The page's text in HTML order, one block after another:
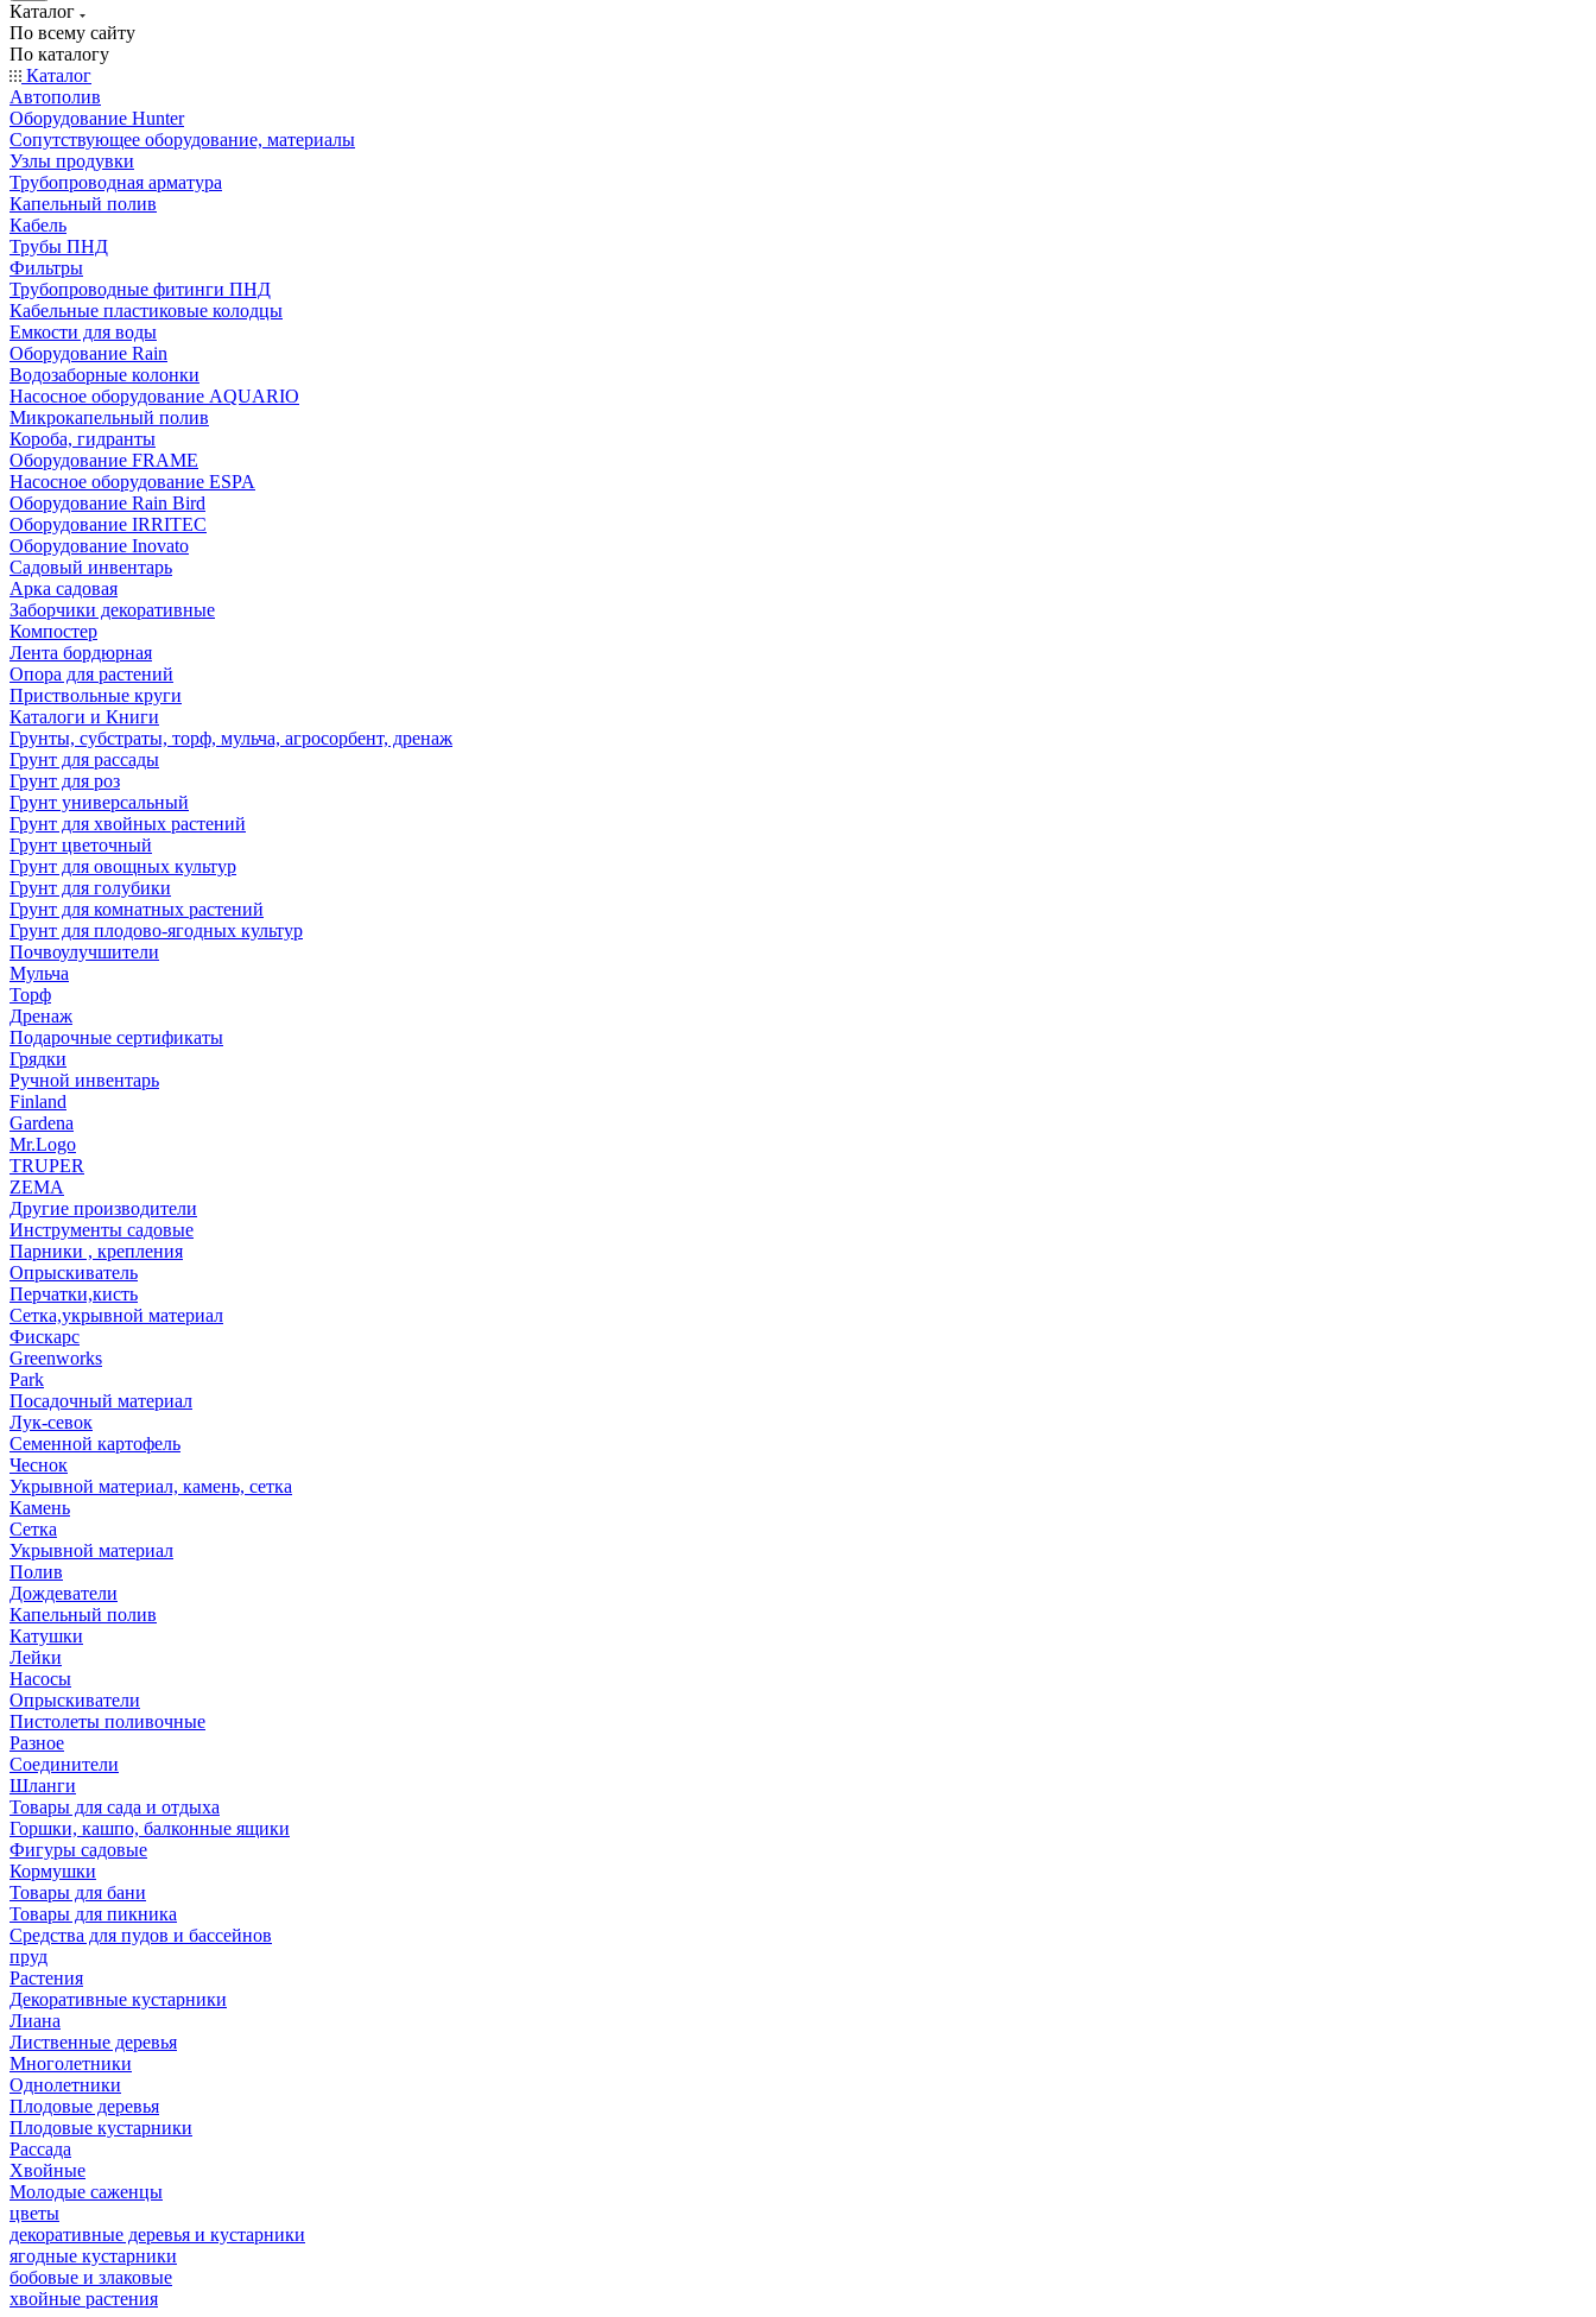
Каталог
По всему сайту
По каталогу
Каталог
Автополив
Оборудование Hunter
Сопутствующее оборудование, материалы
Узлы продувки
Трубопроводная арматура
Капельный полив
Кабель
Трубы ПНД
Фильтры
Трубопроводные фитинги ПНД
Кабельные пластиковые колодцы
Емкости для воды
Оборудование Rain
Водозаборные колонки
Насосное оборудование AQUARIO
Микрокапельный полив
Короба, гидранты
Оборудование FRAME
Насосное оборудование ESPA
Оборудование Rain Bird
Оборудование IRRITEC
Оборудование Inovato
Садовый инвентарь
Арка садовая
Заборчики декоративные
Компостер
Лента бордюрная
Опора для растений
Приствольные круги
Каталоги и Книги
Грунты, субстраты, торф, мульча, агросорбент, дренаж
Грунт для рассады
Грунт для роз
Грунт универсальный
Грунт для хвойных растений
Грунт цветочный
Грунт для овощных культур
Грунт для голубики
Грунт для комнатных растений
Грунт для плодово-ягодных культур
Почвоулучшители
Мульча
Торф
Дренаж
Подарочные сертификаты
Грядки
Ручной инвентарь
Finland
Gardena
Mr.Logo
TRUPER
ZEMA
Другие производители
Инструменты садовые
Парники , крепления
Опрыскиватель
Перчатки,кисть
Сетка,укрывной материал
Фискарс
Greenworks
Park
Посадочный материал
Лук-севок
Семенной картофель
Чеснок
Укрывной материал, камень, сетка
Камень
Сетка
Укрывной материал
Полив
Дождеватели
Капельный полив
Катушки
Лейки
Насосы
Опрыскиватели
Пистолеты поливочные
Разное
Соединители
Шланги
Товары для сада и отдыха
Горшки, кашпо, балконные ящики
Фигуры садовые
Кормушки
Товары для бани
Товары для пикника
Средства для пудов и бассейнов
пруд
Растения
Декоративные кустарники
Лиана
Лиственные деревья
Многолетники
Однолетники
Плодовые деревья
Плодовые кустарники
Рассада
Хвойные
Молодые саженцы
цветы
декоративные деревья и кустарники
ягодные кустарники
бобовые и злаковые
хвойные растения